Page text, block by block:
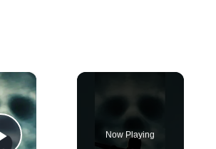
×
Now Playing